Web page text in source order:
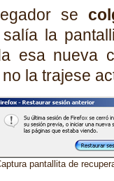
se
salía la
esa nueva
la trajese
pantallita de